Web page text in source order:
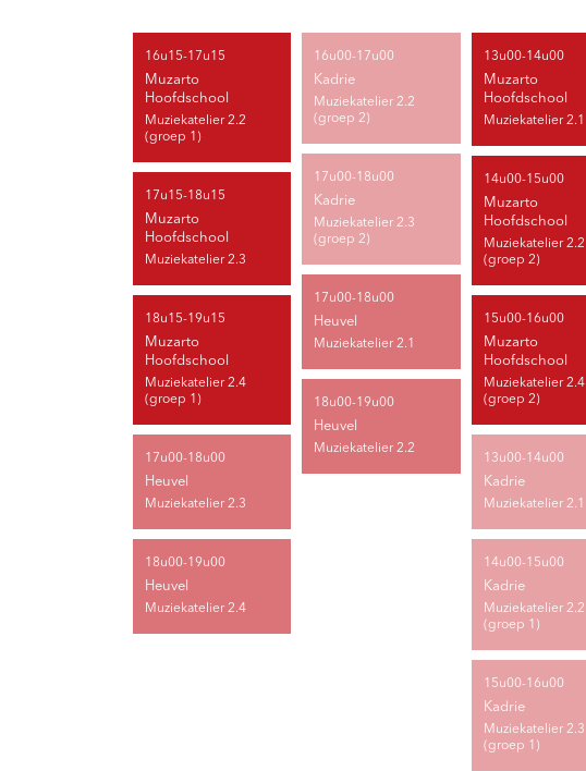
16u15-17u15
Muzarto
Hoofdschool
Muziekatelier 2.2
(groep 1)
17u15-18u15
Muzarto
Hoofdschool
Muziekatelier 2.3
18u15-19u15
Muzarto
Hoofdschool
Muziekatelier 2.4
(groep 1)
17u00-18u00
Heuvel
Muziekatelier 2.3
18u00-19u00
Heuvel
Muziekatelier 2.4
16u00-17u00
Kadrie
Muziekatelier 2.2
(groep 2)
17u00-18u00
Kadrie
Muziekatelier 2.3
(groep 2)
17u00-18u00
Heuvel
Muziekatelier 2.1
18u00-19u00
Heuvel
Muziekatelier 2.2
13u00-14u00
Muzarto
Hoofdschool
Muziekatelier 2.1
14u00-15u00
Muzarto
Hoofdschool
Muziekatelier 2.2
(groep 2)
15u00-16u00
Muzarto
Hoofdschool
Muziekatelier 2.4
(groep 2)
13u00-14u00
Kadrie
Muziekatelier 2.1
14u00-15u00
Kadrie
Muziekatelier 2.2
(groep 1)
15u00-16u00
Kadrie
Muziekatelier 2.3
(groep 1)